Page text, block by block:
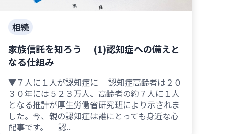
相続
家族信託を知ろう (1)認知症への備えと
なる仕組み
▼７人に１人が認知症に 認知症高齢者は２０
３０年には５２３万人、高齢者の約７人に１人
となる推計が厚生労働省研究班により示されま
した。今、親の認知症は誰にとっても身近な心
配事です。 認..